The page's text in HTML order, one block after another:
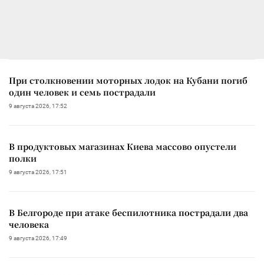
При столкновении моторных лодок на Кубани погиб
один человек и семь пострадали
9 августа 2026, 17:52
В продуктовых магазинах Киева массово опустели
полки
9 августа 2026, 17:51
В Белгороде при атаке беспилотника пострадали два
человека
9 августа 2026, 17:49